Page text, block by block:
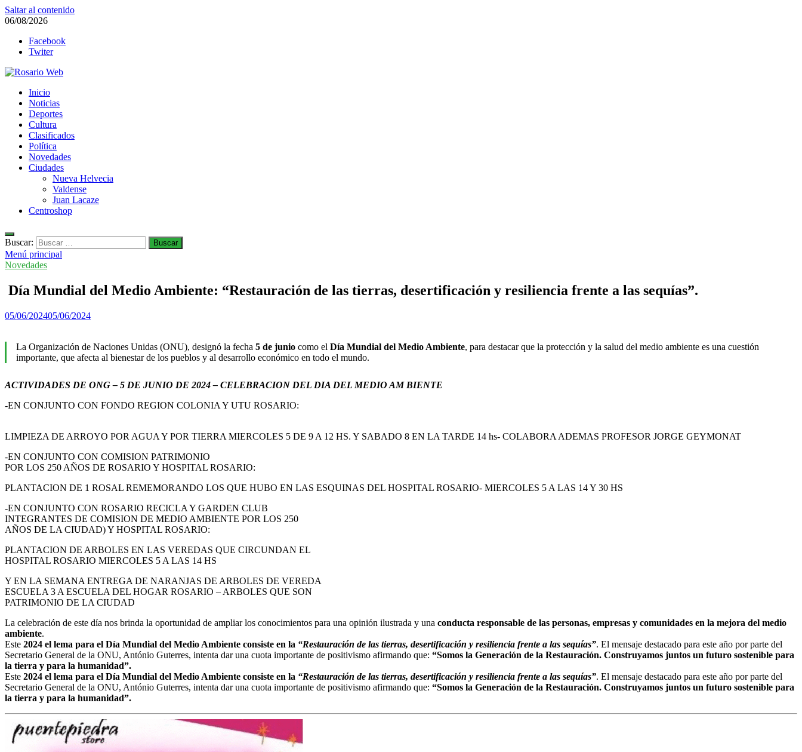
Saltar al contenido
06/08/2026
Facebook
Twiter
Rosario Web
Todas la noticias de Rosario y la zona
Inicio
Noticias
Deportes
Cultura
Clasificados
Política
Novedades
Ciudades
Nueva Helvecia
Valdense
Juan Lacaze
Centroshop
Buscar:
Menú principal
Novedades
Día Mundial del Medio Ambiente: “Restauración de las tierras, desertificación y resiliencia frente a las sequías”.
05/06/202405/06/2024
La Organización de Naciones Unidas (ONU), designó la fecha 5 de junio como el Día Mundial del Medio Ambiente, para destacar que la protección y la salud del medio ambiente es una cuestión
importante, que afecta al bienestar de los pueblos y al desarrollo económico en todo el mundo.
ACTIVIDADES DE ONG – 5 DE JUNIO DE 2024 – CELEBRACION DEL DIA DEL MEDIO AM BIENTE
-EN CONJUNTO CON FONDO REGION COLONIA Y UTU ROSARIO:
LIMPIEZA DE ARROYO POR AGUA Y POR TIERRA MIERCOLES 5 DE 9 A 12 HS. Y SABADO 8 EN LA TARDE 14 hs- COLABORA ADEMAS PROFESOR JORGE GEYMONAT
-EN CONJUNTO CON COMISION PATRIMONIO
POR LOS 250 AÑOS DE ROSARIO Y HOSPITAL ROSARIO:
PLANTACION DE 1 ROSAL REMEMORANDO LOS QUE HUBO EN LAS ESQUINAS DEL HOSPITAL ROSARIO- MIERCOLES 5 A LAS 14 Y 30 HS
-EN CONJUNTO CON ROSARIO RECICLA Y GARDEN CLUB
INTEGRANTES DE COMISION DE MEDIO AMBIENTE POR LOS 250
AÑOS DE LA CIUDAD) Y HOSPITAL ROSARIO:
PLANTACION DE ARBOLES EN LAS VEREDAS QUE CIRCUNDAN EL
HOSPITAL ROSARIO MIERCOLES 5 A LAS 14 HS
Y EN LA SEMANA ENTREGA DE NARANJAS DE ARBOLES DE VEREDA
ESCUELA 3 A ESCUELA DEL HOGAR ROSARIO – ARBOLES QUE SON
PATRIMONIO DE LA CIUDAD
La celebración de este día nos brinda la oportunidad de ampliar los conocimientos para una opinión ilustrada y una conducta responsable de las personas, empresas y comunidades en la mejora del medio
ambiente.
Este 2024 el lema para el Día Mundial del Medio Ambiente consiste en la “Restauración de las tierras, desertificación y resiliencia frente a las sequías”. El mensaje destacado para este año por parte del
Secretario General de la ONU, António Guterres, intenta dar una cuota importante de positivismo afirmando que: “Somos la Generación de la Restauración. Construyamos juntos un futuro sostenible para
la tierra y para la humanidad”.
Este 2024 el lema para el Día Mundial del Medio Ambiente consiste en la “Restauración de las tierras, desertificación y resiliencia frente a las sequías”. El mensaje destacado para este año por parte del
Secretario General de la ONU, António Guterres, intenta dar una cuota importante de positivismo afirmando que: “Somos la Generación de la Restauración. Construyamos juntos un futuro sostenible para
la tierra y para la humanidad”.